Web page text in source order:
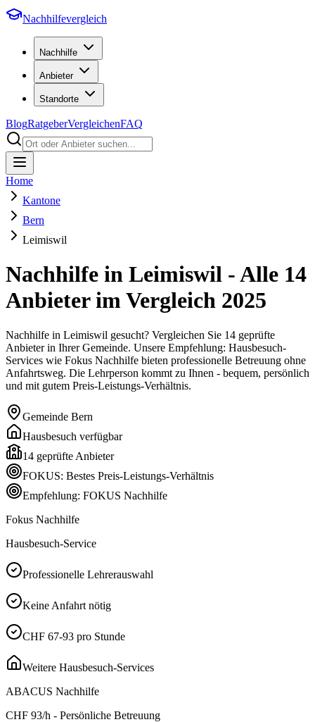
Nachhilfevergleich
Nachhilfe
Anbieter
Standorte
BlogRatgeberVergleichenFAQ
Home
Kantone
Bern
Leimiswil
Nachhilfe in Leimiswil - Alle 14
Anbieter im Vergleich 2025
Nachhilfe in Leimiswil gesucht? Vergleichen Sie 14 geprüfte
Anbieter in Ihrer Gemeinde. Unsere Empfehlung: Hausbesuch-
Services wie Fokus Nachhilfe bieten professionelle Betreuung ohne
Anfahrtsweg. Die Lehrperson kommt zu Ihnen - bequem, persönlich
und mit gutem Preis-Leistungs-Verhältnis.
Gemeinde Bern
Hausbesuch verfügbar
14 geprüfte Anbieter
FOKUS: Bestes Preis-Leistungs-Verhältnis
Empfehlung: FOKUS Nachhilfe
Fokus Nachhilfe
Hausbesuch-Service
Professionelle Lehrerauswahl
Keine Anfahrt nötig
CHF 67-93 pro Stunde
Weitere Hausbesuch-Services
ABACUS Nachhilfe
CHF 93/h - Persönliche Betreuung